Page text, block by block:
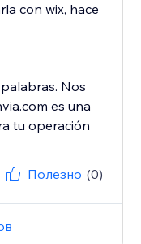
con wix, hace
Nos
es una
tu operación
Полезно (0)